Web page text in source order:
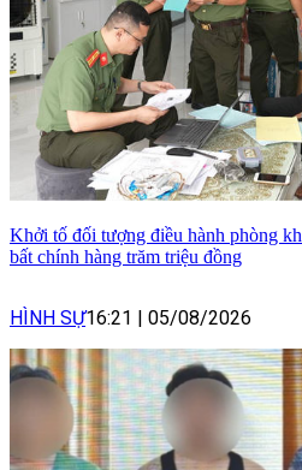
Khởi tố đối tượng điều hành phòng
bất chính hàng trăm triệu đồng
HÌNH SỰ16:21 05/08/2026